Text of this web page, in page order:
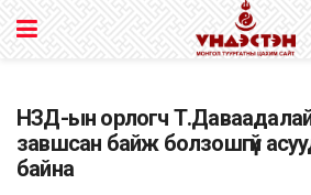
НЗД-ын орлогч
завшсан байж болзошгүй
байна